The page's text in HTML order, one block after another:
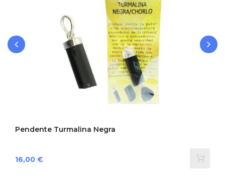
Pendente Turmalina Negra
Preço
16,00 €